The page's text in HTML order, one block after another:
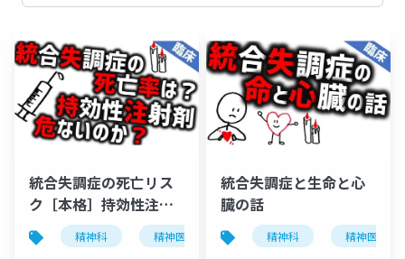
統合失調症の死亡リス
ク［本格］持効性注射
剤で死亡リスクは上が
ない？
精神科 精神医学 統合失調症 持効性注射
統合失調症と生命と心
臓の話
精神科 精神医学